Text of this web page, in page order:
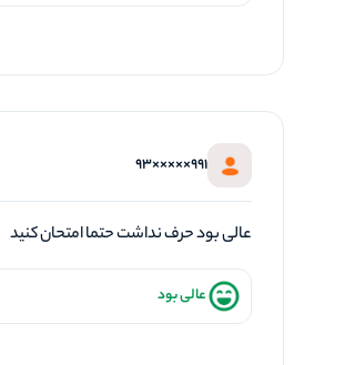
991×××××93
عالی بود حرف نداشت حتما امتحان کنید
عالی بود